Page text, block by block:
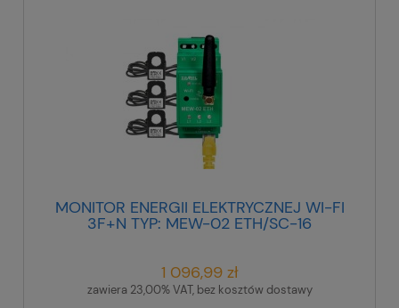
MONITOR ENERGII ELEKTRYCZNEJ WI-FI
3F+N TYP: MEW-02 ETH/SC-16
1 096,99 zł
zawiera 23,00% VAT, bez kosztów dostawy